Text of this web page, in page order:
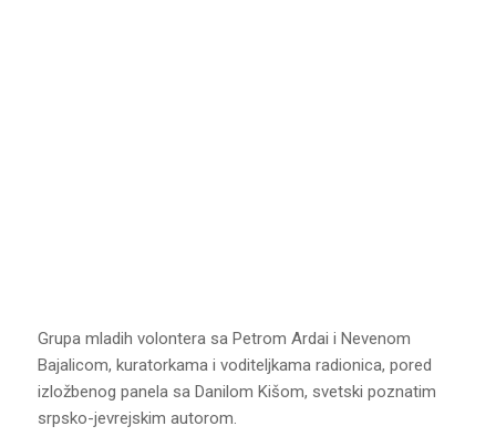
Grupa mladih volontera sa Petrom Ardai i Nevenom
Bajalicom, kuratorkama i voditeljkama radionica, pored
izložbenog panela sa Danilom Kišom, svetski poznatim
srpsko-jevrejskim autorom.